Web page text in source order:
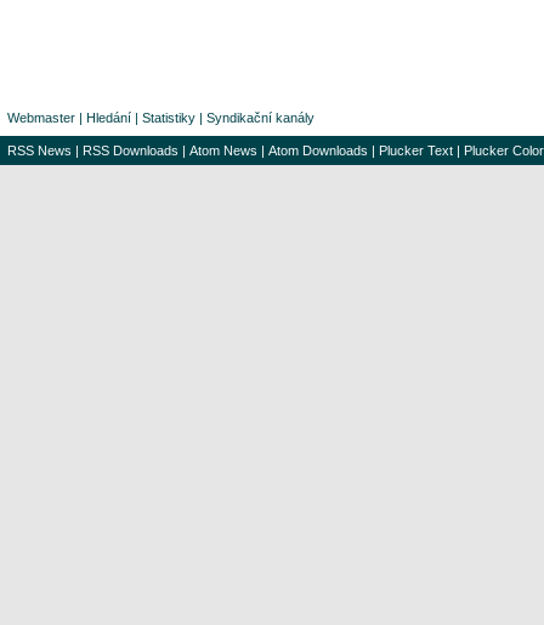
Webmaster | Hledání | Statistiky | Syndikační kanály
RSS News | RSS Downloads | Atom News | Atom Downloads | Plucker Text | Plucker Color